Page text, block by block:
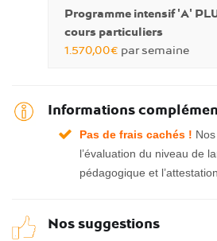
Programme intensif 'A'
cours particuliers
1.570,00€ par semaine
Informations
Pas de frais cachés !
l’évaluation du niveau de
pédagogique et
Nos suggestions